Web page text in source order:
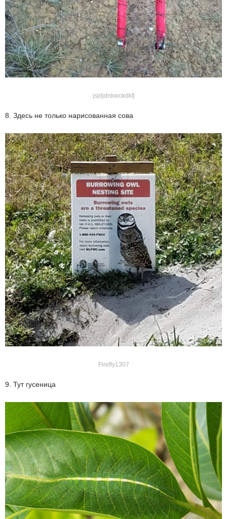
jsjdjdnkwokdkfj
8. Здесь не только нарисованная сова
Firefly1307
9. Тут гусеница